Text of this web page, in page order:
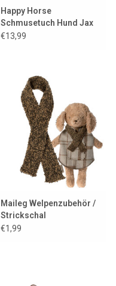
Happy Horse
Schmusetuch Hund Jax
€13,99
Maileg Welpenzubehör /
Strickschal
€1,99